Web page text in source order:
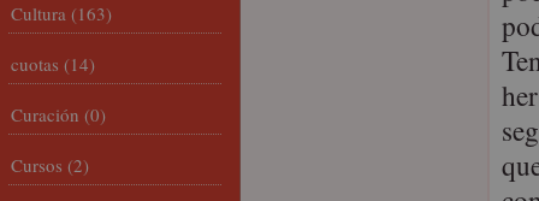
Cultura (163)
cuotas (14)
Curación (0)
Cursos (2)